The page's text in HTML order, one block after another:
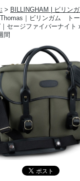
> BILLINGHAM | ビリン
｜ビリンガム ト
セージファイバーナイ
間